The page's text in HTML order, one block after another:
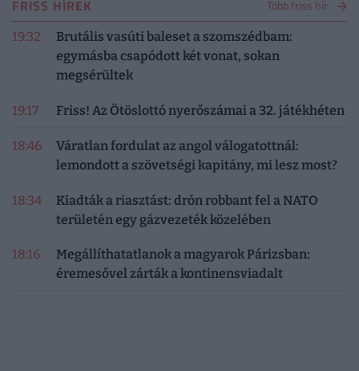
FRISS HÍREK Több friss hír
19:32
Brutális vasúti baleset a szomszédbam:
egymásba csapódott két vonat, sokan
megsérültek
19:17 Friss! Az Ötöslottó nyerőszámai a 32. játékhéten
18:46
Váratlan fordulat az angol válogatottnál:
lemondott a szövetségi kapitány, mi lesz most?
18:34
Kiadták a riasztást: drón robbant fel a NATO
területén egy gázvezeték közelében
18:16
Megállíthatatlanok a magyarok Párizsban:
éremesővel zárták a kontinensviadalt